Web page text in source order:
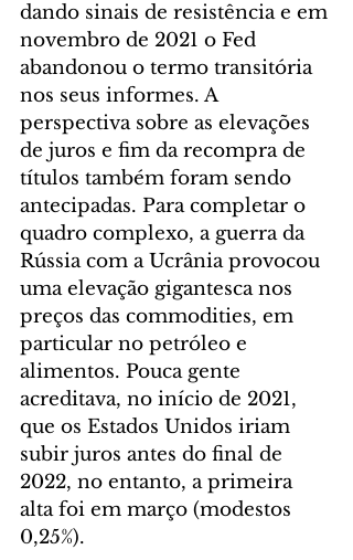
dando sinais de resistência e em
novembro de 2021 o Fed
abandonou o termo transitória
nos seus informes. A
perspectiva sobre as elevações
de juros e fim da recompra de
títulos também foram sendo
antecipadas. Para completar o
quadro complexo, a guerra da
Rússia com a Ucrânia provocou
uma elevação gigantesca nos
preços das commodities, em
particular no petróleo e
alimentos. Pouca gente
acreditava, no início de 2021,
que os Estados Unidos iriam
subir juros antes do final de
2022, no entanto, a primeira
alta foi em março (modestos
0,25%).